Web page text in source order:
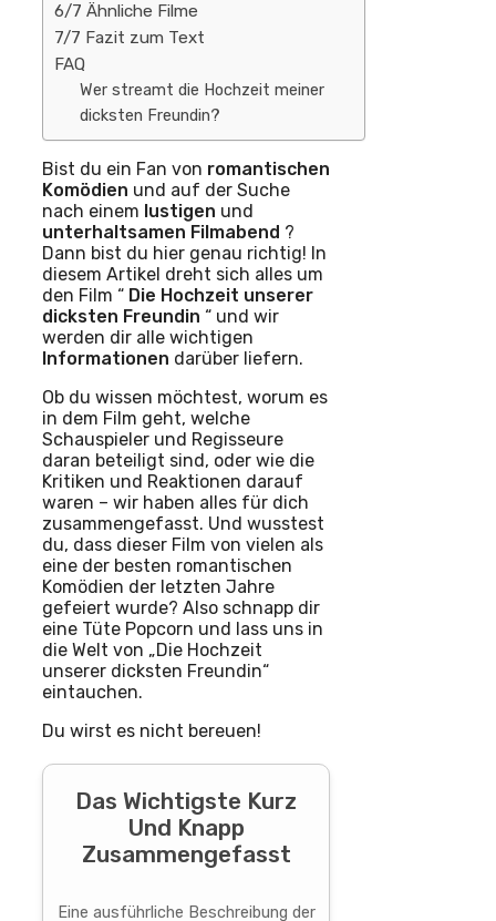
6/7 Ähnliche Filme
7/7 Fazit zum Text
FAQ
Wer streamt die Hochzeit meiner
dicksten Freundin?
Bist du ein Fan von romantischen
Komödien und auf der Suche
nach einem lustigen und
unterhaltsamen Filmabend ?
Dann bist du hier genau richtig! In
diesem Artikel dreht sich alles um
den Film “ Die Hochzeit unserer
dicksten Freundin “ und wir
werden dir alle wichtigen
Informationen darüber liefern.
Ob du wissen möchtest, worum es
in dem Film geht, welche
Schauspieler und Regisseure
daran beteiligt sind, oder wie die
Kritiken und Reaktionen darauf
waren – wir haben alles für dich
zusammengefasst. Und wusstest
du, dass dieser Film von vielen als
eine der besten romantischen
Komödien der letzten Jahre
gefeiert wurde? Also schnapp dir
eine Tüte Popcorn und lass uns in
die Welt von „Die Hochzeit
unserer dicksten Freundin“
eintauchen.
Du wirst es nicht bereuen!
Das Wichtigste Kurz
Und Knapp
Zusammengefasst
Eine ausführliche Beschreibung der